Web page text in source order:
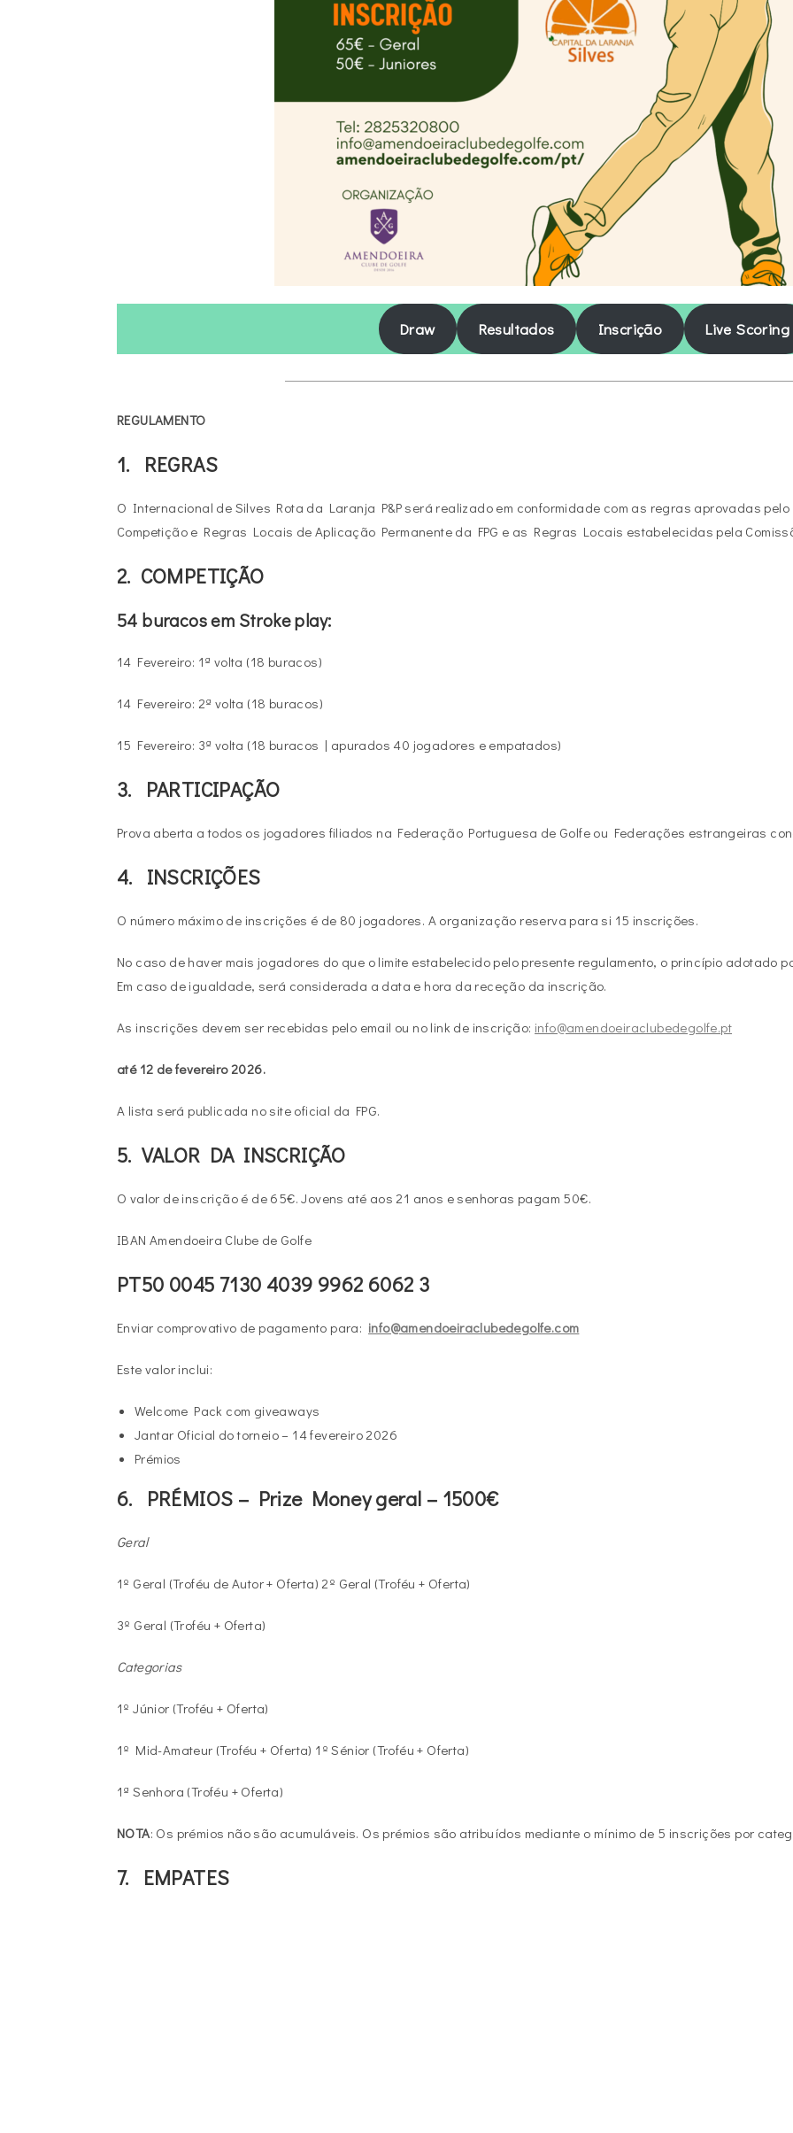
Draw Resultados Inscrição Live Scoring
REGULAMENTO
1. REGRAS
O Internacional de Silves Rota da Laranja P&P será realizado em conformidade com as regras aprovadas
Competição e Regras Locais de Aplicação Permanente da FPG e as Regras Locais estabelecidas pela
2. COMPETIÇÃO
54 buracos em Stroke play:
14 Fevereiro: 1ª volta (18 buracos)
14 Fevereiro: 2ª volta (18 buracos)
15 Fevereiro: 3ª volta (18 buracos | apurados 40 jogadores e empatados)
3. PARTICIPAÇÃO
Prova aberta a todos os jogadores filiados na Federação Portuguesa de Golfe ou Federações estrangeiras
4. INSCRIÇÕES
O número máximo de inscrições é de 80 jogadores. A organização reserva para si 15 inscrições.
No caso de haver mais jogadores do que o limite estabelecido pelo presente regulamento, o princípio adotado
Em caso de igualdade, será considerada a data e hora da receção da inscrição.
As inscrições devem ser recebidas pelo email ou no link de inscrição: info@amendoeiraclubedegolfe.pt
até 12 de fevereiro 2026.
A lista será publicada no site oficial da FPG.
5. VALOR DA INSCRIÇÃO
O valor de inscrição é de 65€. Jovens até aos 21 anos e senhoras pagam 50€.
IBAN Amendoeira Clube de Golfe
PT50 0045 7130 4039 9962 6062 3
Enviar comprovativo de pagamento para: info@amendoeiraclubedegolfe.com
Este valor inclui:
Welcome Pack com giveaways
Jantar Oficial do torneio – 14 fevereiro 2026
Prémios
6. PRÉMIOS – Prize Money geral – 1500€
Geral
1º Geral (Troféu de Autor + Oferta) 2º Geral (Troféu + Oferta)
3º Geral (Troféu + Oferta)
Categorias
1º Júnior (Troféu + Oferta)
1º Mid-Amateur (Troféu + Oferta) 1º Sénior (Troféu + Oferta)
1ª Senhora (Troféu + Oferta)
NOTA: Os prémios não são acumuláveis. Os prémios são atribuídos mediante o mínimo de 5 inscrições por
7. EMPATES